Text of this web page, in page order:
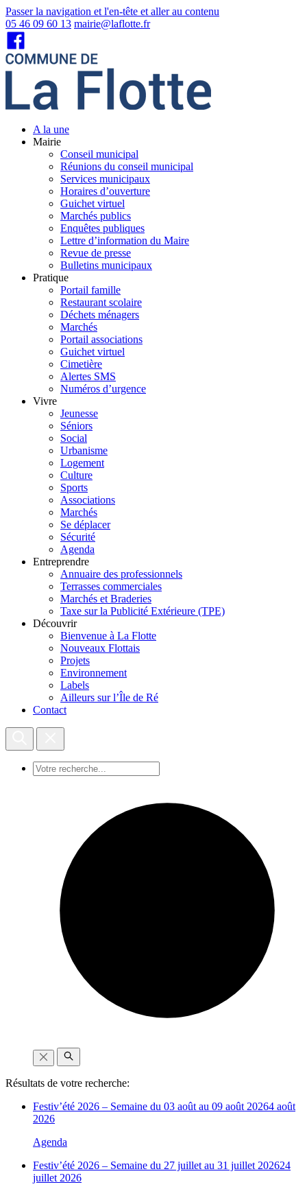
Passer la navigation et l'en-tête et aller au contenu
05 46 09 60 13 mairie@laflotte.fr
A la une
Mairie
Conseil municipal
Réunions du conseil municipal
Services municipaux
Horaires d’ouverture
Guichet virtuel
Marchés publics
Enquêtes publiques
Lettre d’information du Maire
Revue de presse
Bulletins municipaux
Pratique
Portail famille
Restaurant scolaire
Déchets ménagers
Marchés
Portail associations
Guichet virtuel
Cimetière
Alertes SMS
Numéros d’urgence
Vivre
Jeunesse
Séniors
Social
Urbanisme
Logement
Culture
Sports
Associations
Marchés
Se déplacer
Sécurité
Agenda
Entreprendre
Annuaire des professionnels
Terrasses commerciales
Marchés et Braderies
Taxe sur la Publicité Extérieure (TPE)
Découvrir
Bienvenue à La Flotte
Nouveaux Flottais
Projets
Environnement
Labels
Ailleurs sur l’Île de Ré
Contact
Résultats de votre recherche:
Festiv’été 2026 – Semaine du 03 août au 09 août 20264 août
2026
Agenda
Festiv’été 2026 – Semaine du 27 juillet au 31 juillet 202624
juillet 2026